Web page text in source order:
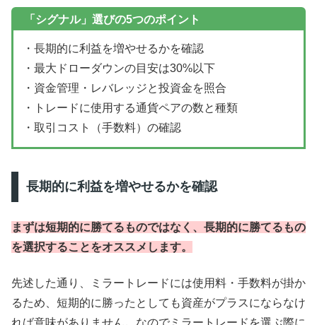
「シグナル」選びの5つのポイント
・長期的に利益を増やせるかを確認
・最大ドローダウンの目安は30%以下
・資金管理・レバレッジと投資金を照合
・トレードに使用する通貨ペアの数と種類
・取引コスト（手数料）の確認
長期的に利益を増やせるかを確認
まずは短期的に勝てるものではなく、長期的に勝てるもの
を選択することをオススメします。
先述した通り、ミラートレードには使用料・手数料が掛か
るため、短期的に勝ったとしても資産がプラスにならなけ
れば意味がありません。なのでミラートレードを選ぶ際に